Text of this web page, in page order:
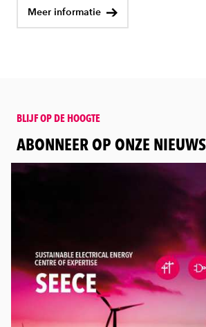
Meer informatie
BLIJF OP DE HOOGTE
:
ABONNEER OP ONZE